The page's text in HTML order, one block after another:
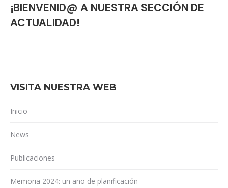
¡BIENVENID@ A NUESTRA SECCIÓN DE
ACTUALIDAD!
VISITA NUESTRA WEB
Inicio
News
Publicaciones
Memoria 2024: un año de planificación